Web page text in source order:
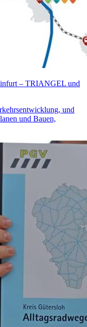
– TRIANGEL und
und
und Bauen,